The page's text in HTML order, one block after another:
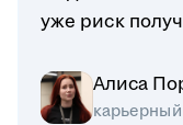
уже риск
Алиса
карьерный